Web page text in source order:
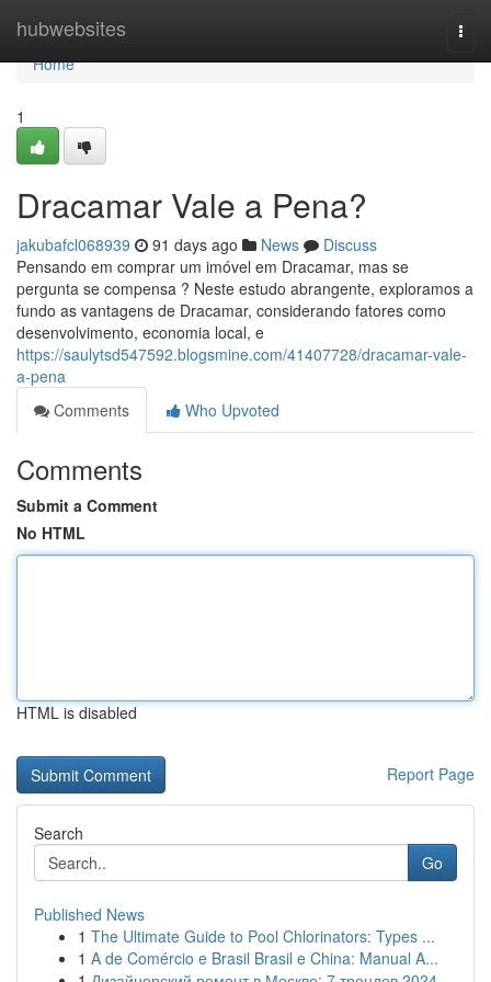
hubwebsites
Home
Home
1
Dracamar Vale a Pena?
jakubafcl068939 91 days ago News
Discuss
Pensando em comprar um imóvel em Dracamar, mas se
pergunta se compensa ? Neste estudo abrangente, exploramos a
fundo as vantagens de Dracamar, considerando fatores como
desenvolvimento, economia local, e
https://saulytsd547592.blogsmine.com/41407728/dracamar-vale-
a-pena
Comments
Who Upvoted
Comments
Submit a Comment
No HTML
HTML is disabled
Report Page
Search
Go
Published News
1 The Ultimate Guide to Pool Chlorinators: Types ...
1 A de Comércio e Brasil Brasil e China: Manual A...